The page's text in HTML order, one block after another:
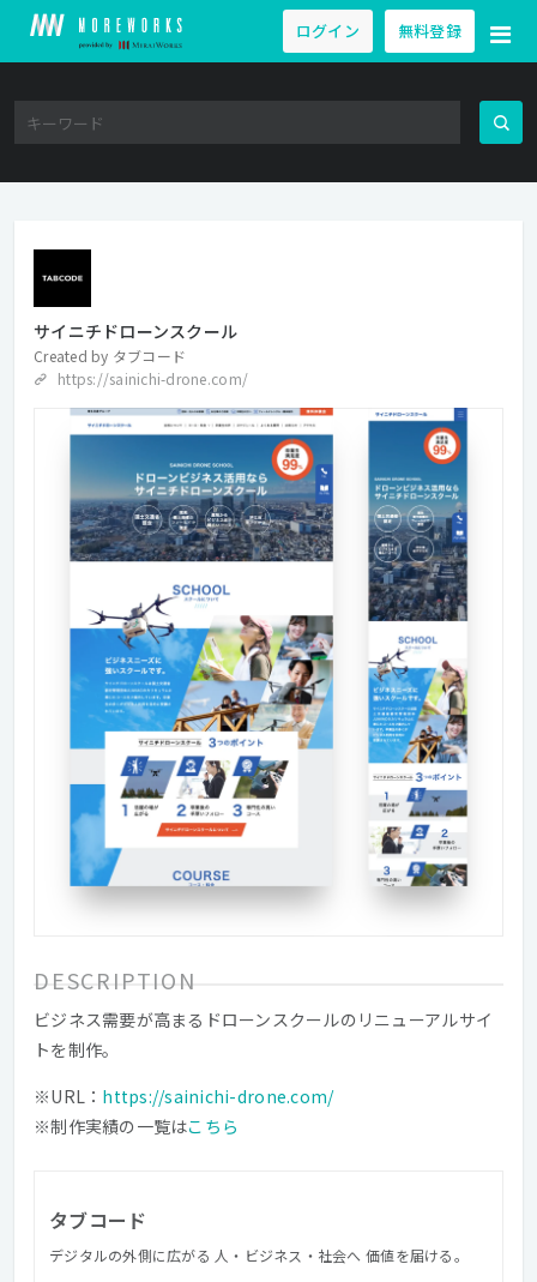
ログイン 無料登録
サイニチドローンスクール
Created by タブコード
https://sainichi-drone.com/
DESCRIPTION
ビジネス需要が高まるドローンスクールのリニューアルサイ
トを制作。
※URL： https://sainichi-drone.com/
※制作実績の一覧はこちら
タブコード
デジタルの外側に広がる 人・ビジネス・社会へ 価値を届ける。